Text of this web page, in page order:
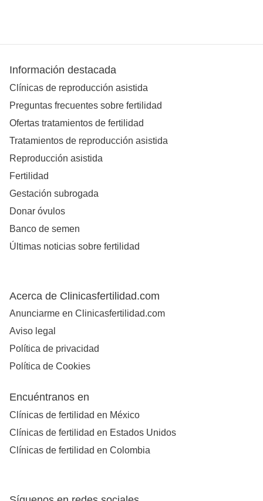
Información destacada
Clínicas de reproducción asistida
Preguntas frecuentes sobre fertilidad
Ofertas tratamientos de fertilidad
Tratamientos de reproducción asistida
Reproducción asistida
Fertilidad
Gestación subrogada
Donar óvulos
Banco de semen
Últimas noticias sobre fertilidad
Acerca de Clinicasfertilidad.com
Anunciarme en Clinicasfertilidad.com
Aviso legal
Política de privacidad
Política de Cookies
Encuéntranos en
Clínicas de fertilidad en México
Clínicas de fertilidad en Estados Unidos
Clínicas de fertilidad en Colombia